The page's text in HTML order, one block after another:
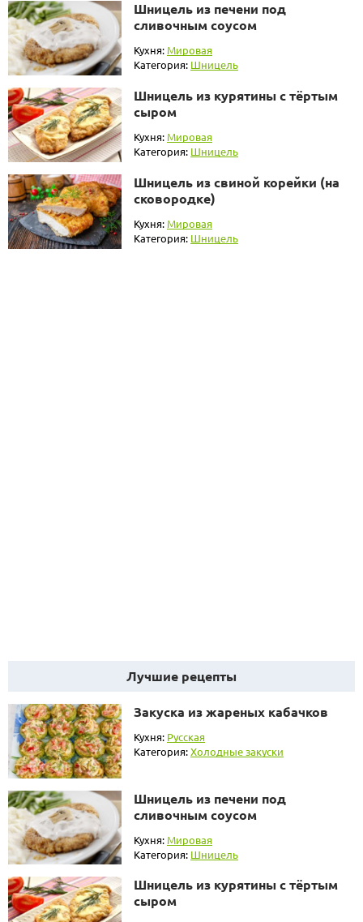
Шницель из печени под
сливочным соусом
Кухня: Мировая
Категория: Шницель
Шницель из курятины с тёртым
сыром
Кухня: Мировая
Категория: Шницель
Шницель из свиной корейки (на
сковородке)
Кухня: Мировая
Категория: Шницель
Лучшие рецепты
Закуска из жареных кабачков
Кухня: Русская
Категория:Холодные закуски
Шницель из печени под
сливочным соусом
Кухня: Мировая
Категория: Шницель
Шницель из курятины с тёртым
сыром